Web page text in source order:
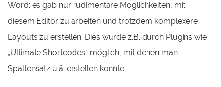
Word: es gab nur rudimentäre Möglichkeiten, mit
diesem Editor zu arbeiten und trotzdem komplexere
Layouts zu erstellen. Dies wurde z.B. durch Plugins wie
„Ultimate Shortcodes“ möglich, mit denen man
Spaltensatz u.ä. erstellen konnte.